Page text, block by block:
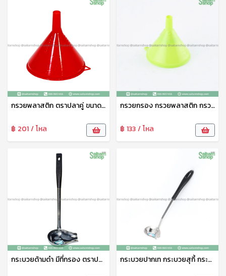
กรวยพลาสติก ตราปลาคู่ ขนาดใหญ่ 14 ซม กรวยกรอก กรวยรางน้ำฝน กรวยน้ำมัน กรวยน้ำ no.1014
฿ 201 / โหล
กรวยกรอง กรวยพลาสติก กรวย กรวยกรอกอาหาร อเนกประสงค์ มีกรอง 9 ซม. 1009 ปลาคู่
฿ 133 / โหล
กระบวยด้ามดำ มีที่กรอง ตราปลาคู่ กระบวยแยกน้ำมัน กระบวยปากเท กระบวยสุกี้ กระชอนสุกี้ กระบวยสแตนเลส ขนาดเล็ก ด้ามดำ 107/1 ปลาคู่